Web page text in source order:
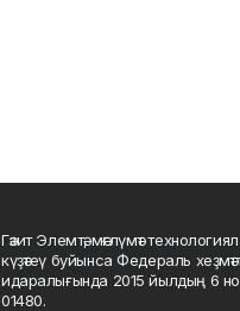
Гәзит Элемтә, мәғлүмәт
күҙәтеү буйынса Федераль
идаралығында 2015 йылдың 6
01480.